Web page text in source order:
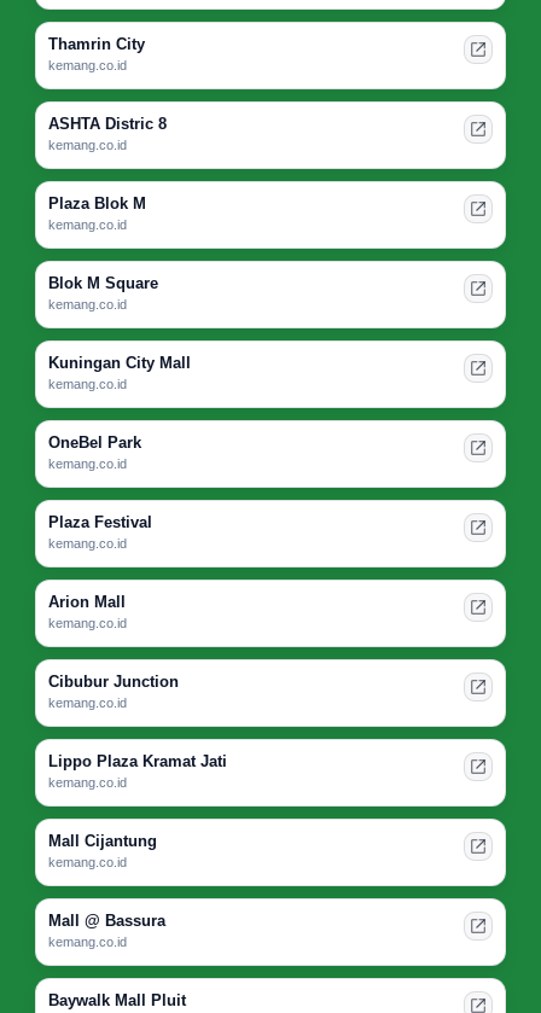
Thamrin City
kemang.co.id
ASHTA Distric 8
kemang.co.id
Plaza Blok M
kemang.co.id
Blok M Square
kemang.co.id
Kuningan City Mall
kemang.co.id
OneBel Park
kemang.co.id
Plaza Festival
kemang.co.id
Arion Mall
kemang.co.id
Cibubur Junction
kemang.co.id
Lippo Plaza Kramat Jati
kemang.co.id
Mall Cijantung
kemang.co.id
Mall @ Bassura
kemang.co.id
Baywalk Mall Pluit